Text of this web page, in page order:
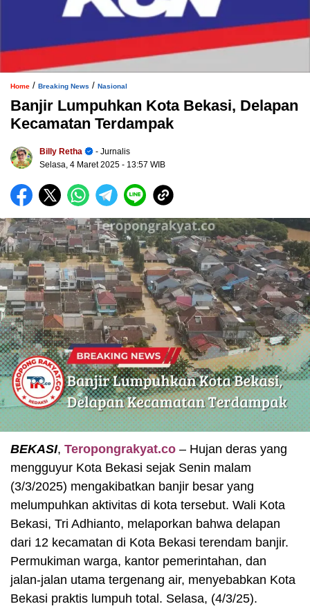
Home / Breaking News / Nasional
Banjir Lumpuhkan Kota Bekasi, Delapan
Kecamatan Terdampak
Billy Retha
- Jurnalis
Selasa, 4 Maret 2025 - 13:57 WIB
BEKASI, Teropongrakyat.co – Hujan deras yang
mengguyur Kota Bekasi sejak Senin malam
(3/3/2025) mengakibatkan banjir besar yang
melumpuhkan aktivitas di kota tersebut. Wali Kota
Bekasi, Tri Adhianto, melaporkan bahwa delapan
dari 12 kecamatan di Kota Bekasi terendam banjir.
Permukiman warga, kantor pemerintahan, dan
jalan-jalan utama tergenang air, menyebabkan Kota
Bekasi praktis lumpuh total. Selasa, (4/3/25).